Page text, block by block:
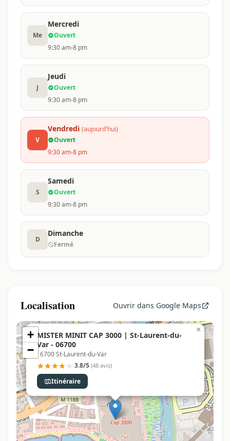
Me
Mercredi
Ouvert
9:30 am-8 pm
J
Jeudi
Ouvert
9:30 am-8 pm
V
Vendredi (aujourd'hui)
Ouvert
9:30 am-8 pm
S
Samedi
Ouvert
9:30 am-8 pm
D
Dimanche
Fermé
Localisation Ouvrir dans Google Maps
MISTER MINIT CAP 3000 | St-Laurent-du-
Var - 06700
, 6700 St-Laurent-du-Var
3.8/5 (48 avis)
Itinéraire
×
+
−